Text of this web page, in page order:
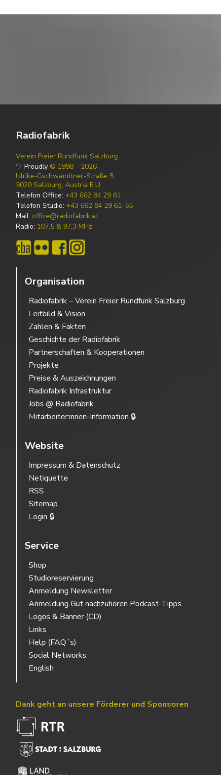
Radiofabrik
Verein Freier Rundfunk Salzburg
♡ Proudly © 1998 – 2026
Ulrike-Gschwandtner-Straße 5
5020 Salzburg, Austria E.U.
Telefon Office: +43 662 84 29 61
Telefon Studio: +43 662 84 29 61-55
Mail: office@radiofabrik.at
Radio: 107,5 & 97,3 MHz
Organisation
Radiofabrik – Verein Freier Rundfunk Salzburg
Leitbild & Vision
Zahlen & Fakten
Geschichte der Radiofabrik
Partnerschaften & Kooperationen
Projekte
Preise & Auszeichnungen
Radiofabrik Infrastruktur
Jobs @ Radiofabrik
Mitarbeiter:innen-Information 🔒
Website
Impressum & Datenschutz
Netiquette
RSS
Sitemap
Login 🔒
Service
Shop
Studioreservierung
Anmeldung Newsletter
Anmeldung Gut nachzuhören Podcast-Tipps
Logos & Banner (CD)
Links
Help (FAQ´s)
Social Networks
English
Dank geht an unsere Förderer und Sponsoren